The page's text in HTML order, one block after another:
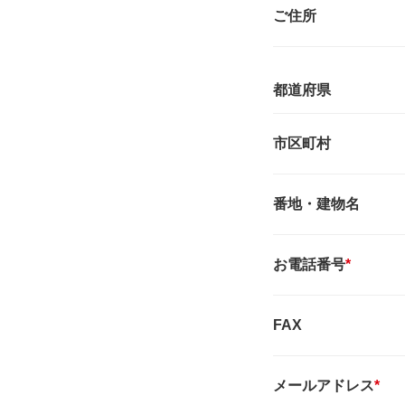
ご住所
都道府県
市区町村
番地・建物名
お電話番号*
FAX
メールアドレス*